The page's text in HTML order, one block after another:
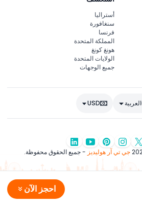
احجز الآن
أستراليا
سنغافورة
فرنسا
المملكة المتحدة
هونغ كونغ
الولايات المتحدة
جميع الوجهات
العربية USD
جي تي آر هوليديز - جميع الحقوق محفوظة.